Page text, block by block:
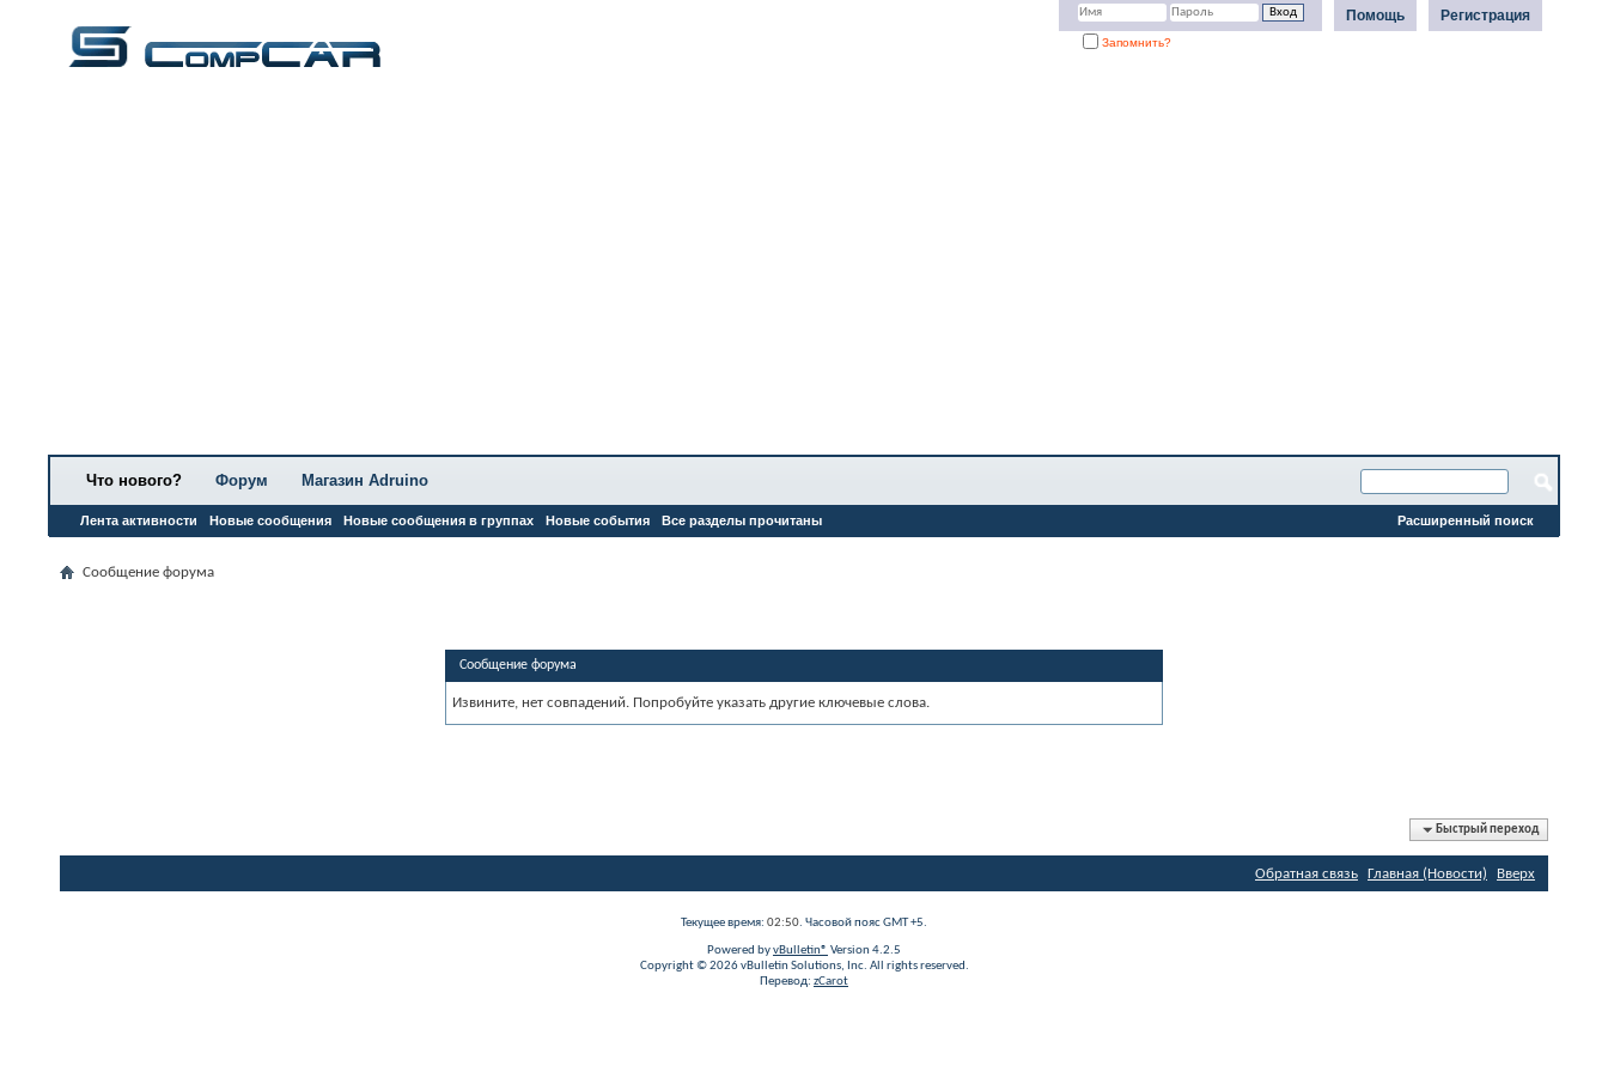
Регистрация
Помощь
Запомнить?
Что нового?
Лента активности Новые сообщения Новые сообщения в группах Новые события Все разделы прочитаны
Форум Магазин Adruino
Расширенный поиск
Сообщение форума
Сообщение форума
Извините, нет совпадений. Попробуйте указать другие ключевые слова.
Быстрый переход
Обратная связь Главная (Новости) Вверх
Текущее время: 02:50. Часовой пояс GMT +5.
Powered byvBulletin® Version 4.2.5
Copyright © 2026 vBulletin Solutions, Inc. All rights reserved.
Перевод: zCarot